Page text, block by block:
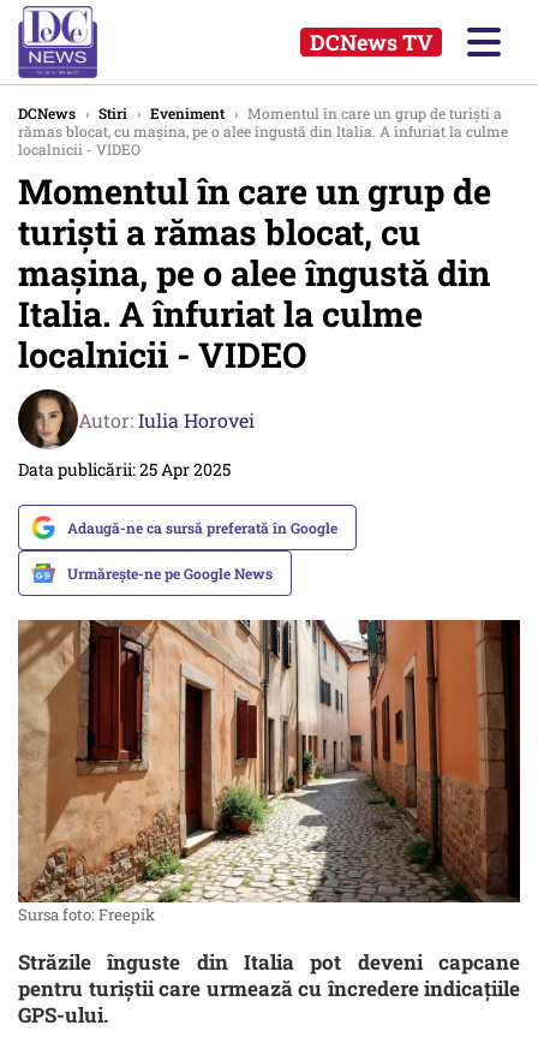
DCNews TV
DCNews › Stiri › Eveniment › Momentul în care un grup de turiști a
rămas blocat, cu mașina, pe o alee îngustă din Italia. A înfuriat la culme
localnicii - VIDEO
Momentul în care un grup de
turiști a rămas blocat, cu
mașina, pe o alee îngustă din
Italia. A înfuriat la culme
localnicii - VIDEO
Autor:Iulia Horovei
Data publicării: 25 Apr 2025
Adaugă-ne ca sursă preferată în Google
Urmărește-ne pe Google News
Sursa foto: Freepik
Străzile înguste din Italia pot deveni capcane
pentru turiștii care urmează cu încredere indicațiile
GPS-ului.